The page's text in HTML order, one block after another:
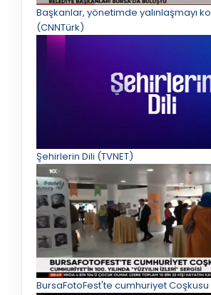
Başkanlar, yönetimde yalınlaşmayı
(CNNTürk)
Şehirlerin Dili (TVNET)
BursaFotoFest'te cumhuriyet Coşkusu